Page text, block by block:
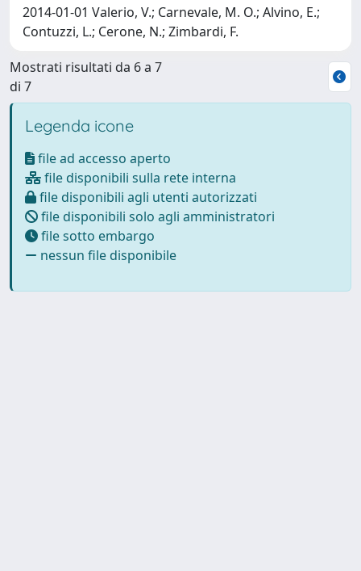
2014-01-01 Valerio, V.; Carnevale, M. O.; Alvino, E.;
Contuzzi, L.; Cerone, N.; Zimbardi, F.
Mostrati risultati da 6 a 7
di 7
Legenda icone
file ad accesso aperto
file disponibili sulla rete interna
file disponibili agli utenti autorizzati
file disponibili solo agli amministratori
file sotto embargo
nessun file disponibile